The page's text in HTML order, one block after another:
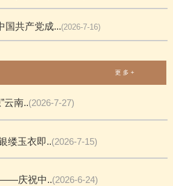
国共产党成...(2026-7-16)
更 多 +
云南..(2026-7-27)
缕玉衣即..(2026-7-15)
——庆祝中..(2026-6-24)